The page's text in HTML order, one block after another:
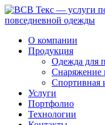
О компании
Продукция
Одежда для
Снаряжение
Спортивная
Услуги
Портфолио
Технологии